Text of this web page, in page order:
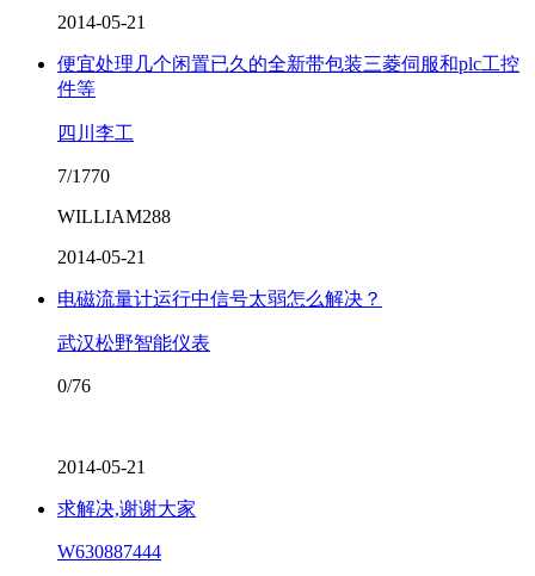
2014-05-21
便宜处理几个闲置已久的全新带包装三菱伺服和plc工控
件等
四川李工
7/1770
WILLIAM288
2014-05-21
电磁流量计运行中信号太弱怎么解决？
武汉松野智能仪表
0/76
2014-05-21
求解决,谢谢大家
W630887444